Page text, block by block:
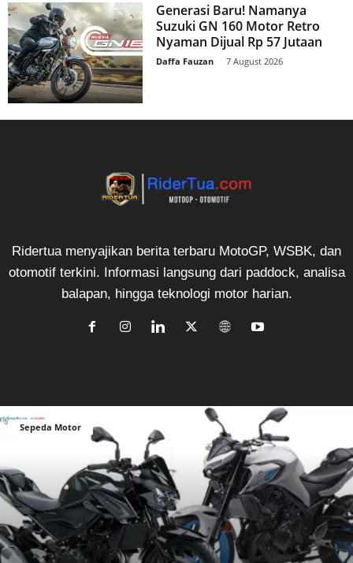
Generasi Baru! Namanya
Suzuki GN 160 Motor Retro
Nyaman Dijual Rp 57 Jutaan
Daffa Fauzan 7 August 2026
Ridertua menyajikan berita terbaru MotoGP, WSBK, dan
otomotif terkini. Informasi langsung dari paddock, analisa
balapan, hingga teknologi motor harian.
Sepeda Motor